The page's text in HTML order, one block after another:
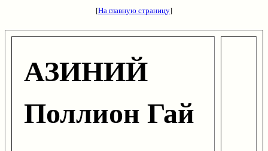
[На главную страницу]
АЗИНИЙ
Поллион Гай